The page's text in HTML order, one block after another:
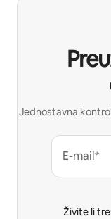
Jednostavna
E-mail*
Živite li